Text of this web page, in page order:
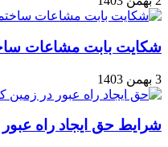
شکایت بابت مشاعات
3 بهمن 1403
شرایط حق ایجاد راه